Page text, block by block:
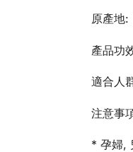
原產地:
產品功
適合人
注意事
* 孕婦,